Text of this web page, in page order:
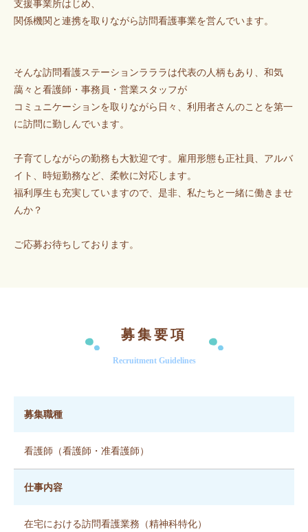
支援事業所はじめ、
関係機関と連携を取りながら訪問看護事業を営んでいます。
そんな訪問看護ステーションラララは代表の人柄もあり、和気
藹々と看護師・事務員・営業スタッフが
コミュニケーションを取りながら日々、利用者さんのことを第一
に訪問に勤しんでいます。
子育てしながらの勤務も大歓迎です。雇用形態も正社員、アルバ
イト、時短勤務など、柔軟に対応します。
福利厚生も充実していますので、是非、私たちと一緒に働きませ
んか？
ご応募お待ちしております。
募集要項
Recruitment Guidelines
募集職種
看護師（看護師・准看護師）
仕事内容
在宅における訪問看護業務（精神科特化）